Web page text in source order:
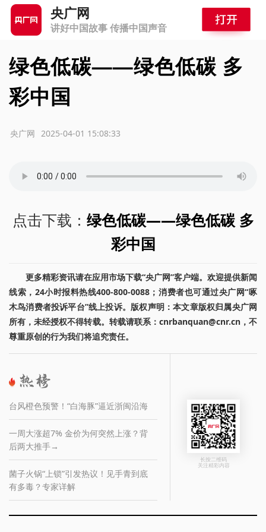
央广网
讲好中国故事 传播中国声音
绿色低碳——绿色低碳 多
彩中国
2025-04-01 15:08:33
央广网
点击下载： 绿色低碳——绿色低碳 多
彩中国
更多精彩资讯请在应用市场下载“央广网”客户端。欢迎提供新闻
线索，24小时报料热线400-800-0088；消费者也可通过央广网“啄
木鸟消费者投诉平台”线上投诉。版权声明：本文章版权归属央广网
所有，未经授权不得转载。转载请联系：cnrbanquan@cnr.cn，不
尊重原创的行为我们将追究责任。
台风橙色预警！“白海豚”逼近浙闽沿海
一周大涨超7% 金价为何突然上涨？背
后两大推手→
菌子火锅“上锁”引发热议！见手青到底
有多毒？专家详解
长按二维码
关注精彩内容